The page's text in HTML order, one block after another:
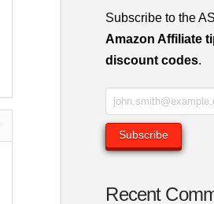
Subscribe to the
Amazon Affiliate
discount codes.
Recent